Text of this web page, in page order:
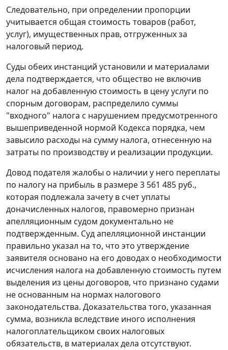
Следовательно, при определении пропорции
учитывается общая стоимость товаров (работ,
услуг), имущественных прав, отгруженных за
налоговый период.
Суды обеих инстанций установили и материалами
дела подтверждается, что общество не включив
налог на добавленную стоимость в цену услуги по
спорным договорам, распределило суммы
"входного" налога с нарушением предусмотренного
вышеприведенной нормой Кодекса порядка, чем
завысило расходы на сумму налога, отнесенную на
затраты по производству и реализации продукции.
Довод подателя жалобы о наличии у него переплаты
по налогу на прибыль в размере 3 561 485 руб.,
которая подлежала зачету в счет уплаты
доначисленных налогов, правомерно признан
апелляционным судом документально не
подтвержденным. Суд апелляционной инстанции
правильно указал на то, что это утверждение
заявителя основано на его доводах о необходимости
исчисления налога на добавленную стоимость путем
выделения из цены договоров, что признано судами
не основанным на нормах налогового
законодательства. Доказательства того, указанная
сумма, возникла вследствие иного исполнения
налогоплательщиком своих налоговых
обязательств, в материалах дела отсутствуют.